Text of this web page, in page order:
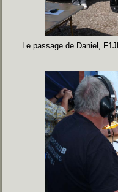
Le passage de Daniel,